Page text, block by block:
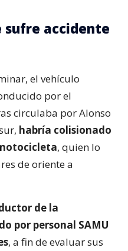
sufre accidente
el vehículo
por el
circulaba por Alonso
habría colisionado
, quien lo
de oriente a
de la
por personal SAMU
, a fin de evaluar sus